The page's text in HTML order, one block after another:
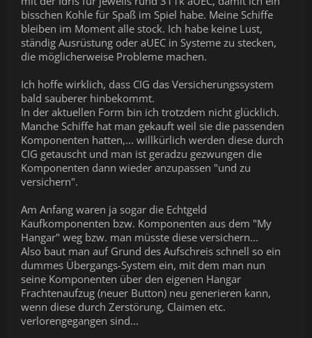
bisschen Kohle für Spaß im Spiel habe. Meine Schiffe
bleiben im Moment alle stock. Ich habe keine Lust,
ständig Ausrüstung oder aUEC in Systeme zu stecken,
die möglicherweise Probleme machen.
Ich hoffe wirklich, dass CIG das Versicherungssystem
bald sauberer hinbekommt.
In der aktuellen Form bin ich trotzdem nicht glücklich.
Manche Schiffe hat man gekauft weil sie die passenden
Komponenten hatten,... willkürlich werden diese durch
CIG getauscht und man ist geradzu gezwungen die
Komponenten dann wieder anzupassen "und zu
versichern".
Am Anfang waren ja sogar die Echtgeld
Kaufkomponenten bzw. Komponenten aus dem "My
Hangar" weg bzw. man müsste diese versichern...
Also baut man auf Grund des Aufschreis schnell so ein
dummes Übergangs-System ein, mit dem man nun
seine Komponenten über den eigenen Hangar
Frachtenaufzug (neuer Button) neu generieren kann,
wenn diese durch Zerstörung, Claimen etc.
verlorengegangen sind...